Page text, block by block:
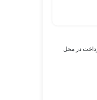
در محل